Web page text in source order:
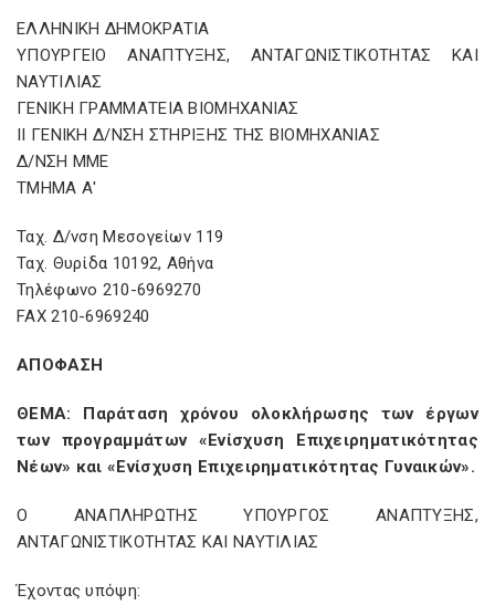
ΕΛΛΗΝΙΚΗ ΔΗΜΟΚΡΑΤΙΑ
ΥΠΟΥΡΓΕΙΟ ΑΝΑΠΤΥΞΗΣ, ΑΝΤΑΓΩΝΙΣΤΙΚΟΤΗΤΑΣ ΚΑΙ
ΝΑΥΤΙΛΙΑΣ
ΓΕΝΙΚΗ ΓΡΑΜΜΑΤΕΙΑ ΒΙΟΜΗΧΑΝΙΑΣ
II ΓΕΝΙΚΗ Δ/ΝΣΗ ΣΤΗΡΙΞΗΣ ΤΗΣ ΒΙΟΜΗΧΑΝΙΑΣ
Δ/ΝΣΗ ΜΜΕ
ΤΜΗΜΑ Α'
Ταχ. Δ/νση Μεσογείων 119
Ταχ. Θυρίδα 10192, Αθήνα
Τηλέφωνο 210-6969270
FAX 210-6969240
ΑΠΟΦΑΣΗ
ΘΕΜΑ: Παράταση χρόνου ολοκλήρωσης των έργων
των προγραμμάτων «Ενίσχυση Επιχειρηματικότητας
Νέων» και «Ενίσχυση Επιχειρηματικότητας Γυναικών».
Ο ΑΝΑΠΛΗΡΩΤΗΣ ΥΠΟΥΡΓΟΣ ΑΝΑΠΤΥΞΗΣ,
ΑΝΤΑΓΩΝΙΣΤΙΚΟΤΗΤΑΣ ΚΑΙ ΝΑΥΤΙΛΙΑΣ
Έχοντας υπόψη: